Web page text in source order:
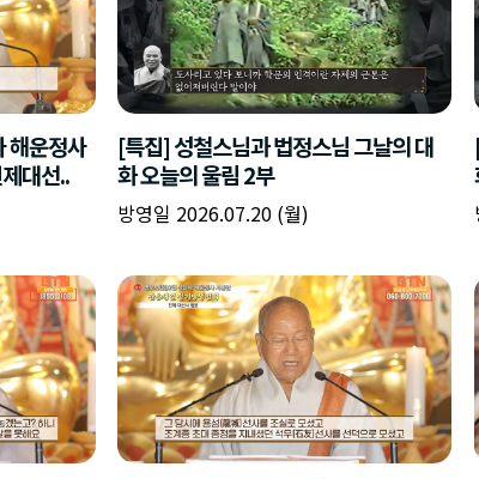
책
갈
피
입
력
이름
시간
확인
닫기
구
간
반
복
입
력
이름
시작시간
종료시간
확인
닫기
플
레
이
리
스
트
추
이름
주소
이미지